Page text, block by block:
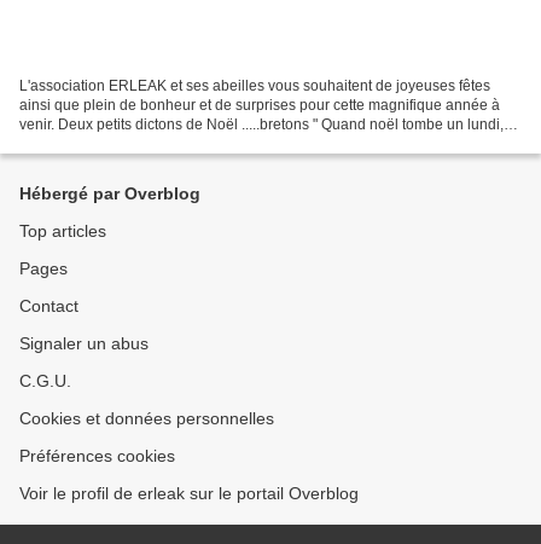
L'association ERLEAK et ses abeilles vous souhaitent de joyeuses fêtes
ainsi que plein de bonheur et de surprises pour cette magnifique année à
venir. Deux petits dictons de Noël .....bretons " Quand noël tombe un lundi,
Hébergé par Overblog
Top articles
Pages
Contact
Signaler un abus
C.G.U.
Cookies et données personnelles
Préférences cookies
Voir le profil de erleak sur le portail Overblog